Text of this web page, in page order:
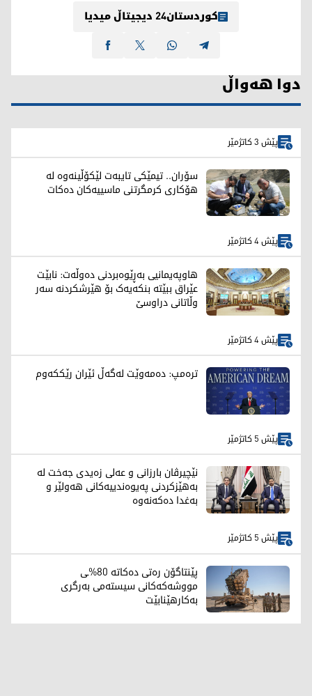
کوردستان24 دیجیتاڵ میدیا
دوا هەواڵ
پێش 3 کاتژمێر
سۆران.. تیمێکی تایبەت لێکۆڵینەوە لە
هۆکاری کرمگرتنی ماسییەکان دەکات
پێش 4 کاتژمێر
هاوپەیمانیی بەڕێوەبردنی دەوڵەت: نابێت
عێراق ببێتە بنکەیەک بۆ هێرشکردنە سەر
وڵاتانی دراوسێ
پێش 4 کاتژمێر
ترەمپ: دەمەوێت لەگەڵ ئێران رێککەوم
پێش 5 کاتژمێر
نێچیرڤان بارزانی و عەلی زەیدی جەخت لە
بەهێزکردنی پەیوەندییەکانی هەولێر و
بەغدا دەکەنەوە
پێش 5 کاتژمێر
پێنتاگۆن رەتی دەکاتە 80%ـی
مووشەکەکانی سیستەمی بەرگری
بەکارهێنابێت